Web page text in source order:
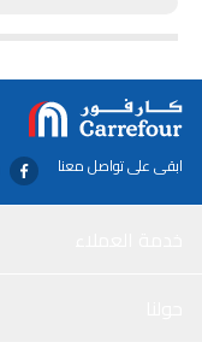
ابقى على تواصل معنا